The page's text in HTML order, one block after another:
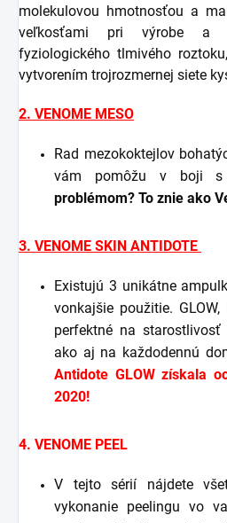
molekulovou hmotnosťou a
veľkosťami pri výrobe a
fyziologického tlmivého
vytvorením trojrozmernej siete
2. VENOME MESO
Rad mezokoktejlov
vám pomôžu v boji
problémom? To znie ako
3. VENOME SKIN ANTIDOTE
Existujú 3 unikátne
vonkajšie použitie.
perfektné na
ako aj na každodennú
Antidote GLOW získala
2020!
4. VENOME PEEL
V tejto sérií nájdete
vykonanie peelingu vo